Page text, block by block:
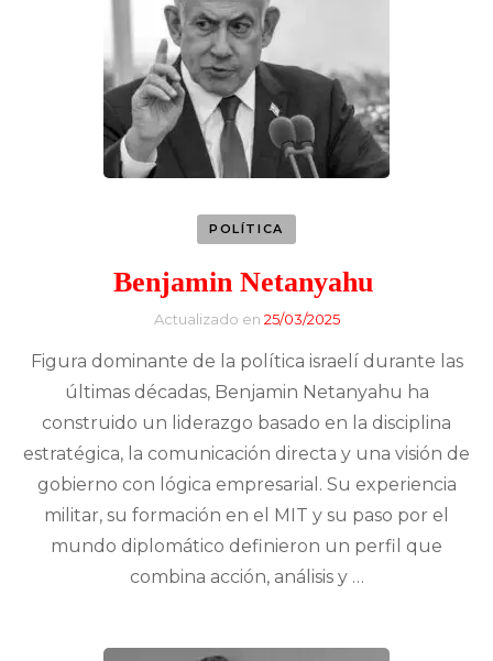
POLÍTICA
Benjamin Netanyahu
Actualizado en 25/03/2025
Figura dominante de la política israelí durante las
últimas décadas, Benjamin Netanyahu ha
construido un liderazgo basado en la disciplina
estratégica, la comunicación directa y una visión de
gobierno con lógica empresarial. Su experiencia
militar, su formación en el MIT y su paso por el
mundo diplomático definieron un perfil que
combina acción, análisis y …